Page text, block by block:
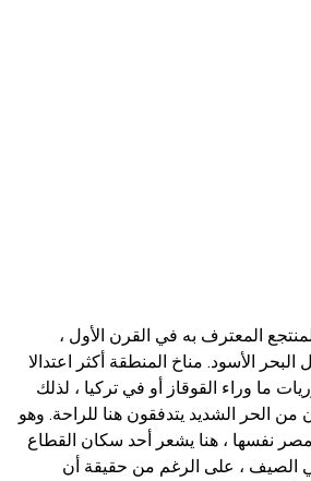
المعترف به في القرن الأول ،
الأسود. مناخ المنطقة أكثر اعتدالا
ما وراء القوقاز أو في تركيا ، لذلك
الحر الشديد يتدفقون هنا للراحة. وهو
نفسها ، هنا يشعر أحد سكان القطاع
الصيف ، على الرغم من حقيقة أن